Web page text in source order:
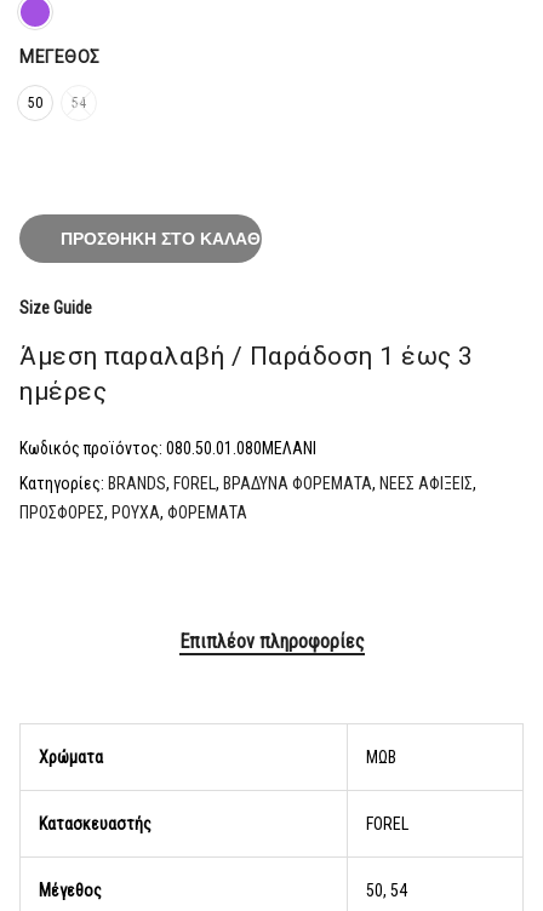
ΜΈΓΕΘΟΣ
50 54
ΠΡΟΣΘΉΚΗ ΣΤΟ ΚΑΛΆΘΙ
Size Guide
Άμεση παραλαβή / Παράδoση 1 έως 3
ημέρες
Κωδικός προϊόντος: 080.50.01.080ΜΕΛΑΝΙ
Κατηγορίες: BRANDS, FOREL , ΒΡΑΔΥΝΑ ΦΟΡΕΜΑΤΑ, ΝΕΕΣ ΑΦΙΞΕΙΣ,
ΠΡΟΣΦΟΡΕΣ, ΡΟΥΧΑ, ΦΟΡΕΜΑΤΑ
Επιπλέον πληροφορίες
Χρώματα MΩΒ
Κατασκευαστής FOREL
Μέγεθος 50, 54